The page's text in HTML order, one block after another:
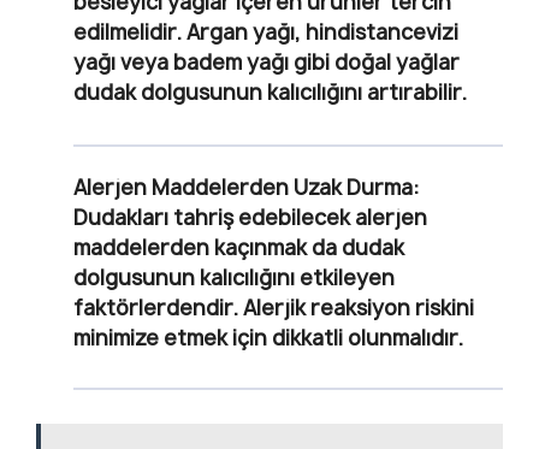
edilmelidir. Argan yağı, hindistancevizi
yağı veya badem yağı gibi doğal yağlar
dudak dolgusunun kalıcılığını artırabilir.
Alerjen Maddelerden Uzak Durma:
Dudakları tahriş edebilecek alerjen
maddelerden kaçınmak da dudak
dolgusunun kalıcılığını etkileyen
faktörlerdendir. Alerjik reaksiyon riskini
minimize etmek için dikkatli olunmalıdır.